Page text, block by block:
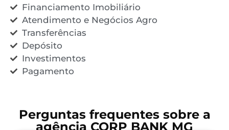
Financiamento Imobiliário
Atendimento e Negócios Agro
Transferências
Depósito
Investimentos
Pagamento
Perguntas frequentes sobre a
agência CORP BANK MG